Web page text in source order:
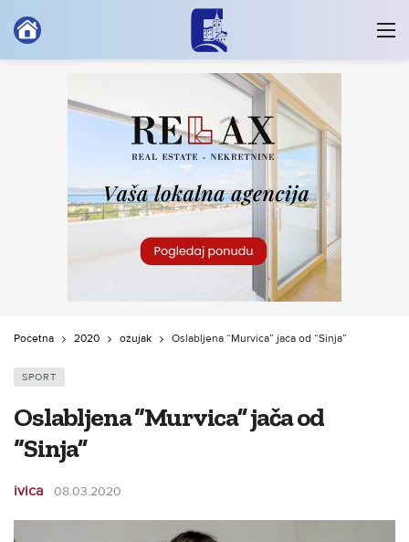
Početna 2020 ožujak Oslabljena “Murvica” jača od “Sinja”
SPORT
Oslabljena “Murvica” jača od
“Sinja”
ivica 08.03.2020